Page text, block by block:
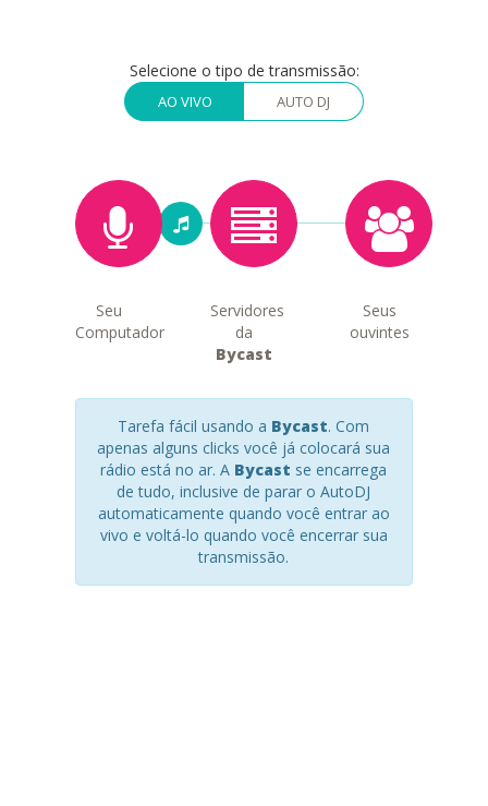
Selecione o tipo de transmissão:
AO VIVO AUTO DJ
Seu
Computador
Servidores
da
Bycast
Seus
ouvintes
Tarefa fácil usando a Bycast. Com
apenas alguns clicks você já colocará sua
rádio está no ar. A Bycast se encarrega
de tudo, inclusive de parar o AutoDJ
automaticamente quando você entrar ao
vivo e voltá-lo quando você encerrar sua
transmissão.